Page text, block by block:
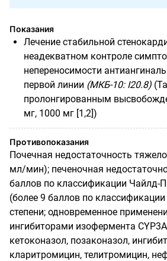
Показания
Лечение стабильной
неадекватном контроле
непереносимости
первой линии (МКБ-10: I20.8)
пролонгированным
мг, 1000 мг [1,2])
Противопоказания
Почечная недостаточность
мл/мин); печеночная
баллов по классификации Чайлд-
(более 9 баллов по
степени; одновременное
ингибиторами изофермента
кетоконазол, позаконазол,
кларитромицин, телитромицин,